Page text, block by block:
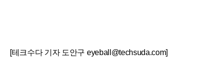
[테크수다 기자 도안구 eyeball@techsuda.com]